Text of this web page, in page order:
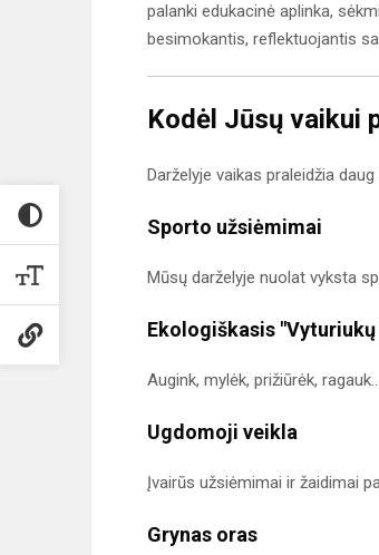
palanki edukacinė aplinka,
besimokantis, reflektuojantis
Kodėl Jūsų vaikui
Darželyje vaikas praleidžia
Sporto užsiėmimai
Mūsų darželyje nuolat vyksta
Ekologiškasis
Augink, mylėk, prižiūrėk, ragauk...
Ugdomoji veikla
Įvairūs užsiėmimai ir žaidimai
Grynas oras